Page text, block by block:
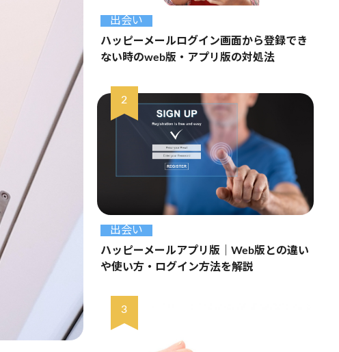
出会い
ハッピーメールログイン画面から登録でき
ない時のweb版・アプリ版の対処法
出会い
ハッピーメールアプリ版｜Web版との違い
や使い方・ログイン方法を解説